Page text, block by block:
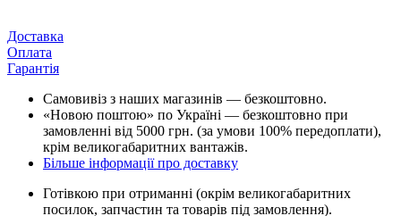
Доставка
Оплата
Гарантія
Самовивіз з наших магазинів — безкоштовно.
«Новою поштою» по Україні — безкоштовно при
замовленні від 5000 грн. (за умови 100% передоплати),
крім великогабаритних вантажів.
Більше інформації про доставку
Готівкою при отриманні (окрім великогабаритних
посилок, запчастин та товарів під замовлення).